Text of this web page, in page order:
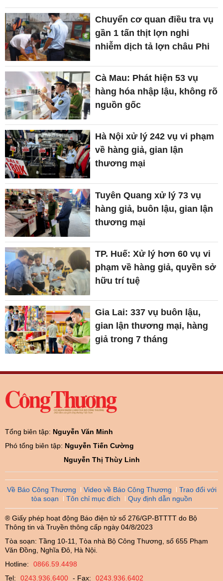
Chuyển cơ quan điều tra vụ
gần 1 tấn thịt lợn nghi
nhiễm dịch tả lợn châu Phi
Cà Mau: Phát hiện 53 vụ
hàng hóa nhập lậu, không rõ
nguồn gốc
Hà Nội xử lý 242 vụ vi phạm
về hàng giả, gian lận
thương mại
Tuyên Quang xử lý 73 vụ
hàng giả, buôn lậu, gian lận
thương mại
TP. Huế: Xử lý hơn 60 vụ vi
phạm về hàng giả, quyền sở
hữu trí tuệ
Gia Lai: 337 vụ buôn lậu,
gian lận thương mại, hàng
giả trong 7 tháng
Tổng biên tập: Nguyễn Văn Minh
Phó tổng biên tập: Nguyễn Tiến Cường
Nguyễn Thị Thùy Linh
Về Báo Công Thương Video về Báo Công Thương
Trao đổi với
tòa soạn
Tôn chỉ mục đích Quy định dẫn nguồn
® Giấy phép hoạt động Báo điện tử số 276/GP-BTTTT do Bộ
Thông tin và Truyền thông cấp ngày 04/8/2023
Tòa soạn: Tầng 10-11, Tòa nhà Bộ Công Thương, số 655 Phạm
Văn Đồng, Nghĩa Đô, Hà Nội.
Hotline:
0866.59.4498
Tel:
0243.936.6400 - Fax: 0243.936.6402